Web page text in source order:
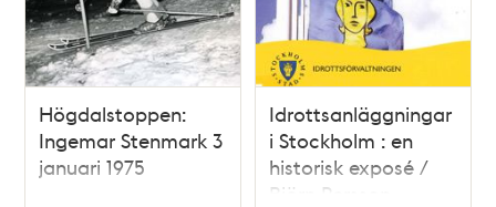
Högdalstoppen:
Ingemar Stenmark 3
januari 1975
Idrottsanläggningar
i Stockholm : en
historisk exposé /
Björn Persson